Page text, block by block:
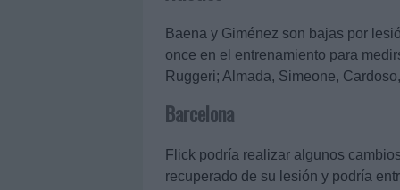
Baena y Giménez son bajas por
once en el entrenamiento para
Ruggeri; Almada, Simeone,
Barcelona
Flick podría realizar algunos
recuperado de su lesión y podría